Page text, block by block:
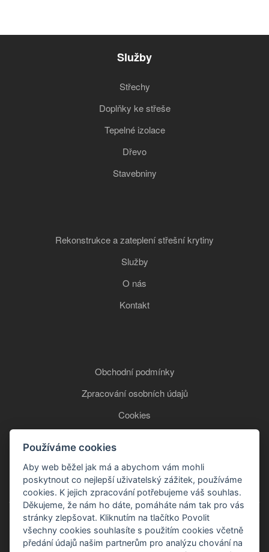
Služby
Střechy
Doplňky ke střeše
Tepelné izolace
Dřevo
Stavebniny
Rekonstrukce a zateplení střešní krytiny
Služby
O nás
Kontakt
Obchodní podmínky
Zpracování osobních údajů
Cookies
+420 777 850 465
Používáme cookies
Aby web běžel jak má a abychom vám mohli
poskytnout co nejlepší uživatelský zážitek, používáme
cookies. K jejich zpracování potřebujeme váš souhlas.
Děkujeme, že nám ho dáte, pomáháte nám tak pro vás
stránky zlepšovat. Kliknutím na tlačítko Povolit
všechny cookies souhlasíte s použitím cookies včetně
předání údajů našim partnerům pro analýzu chování na